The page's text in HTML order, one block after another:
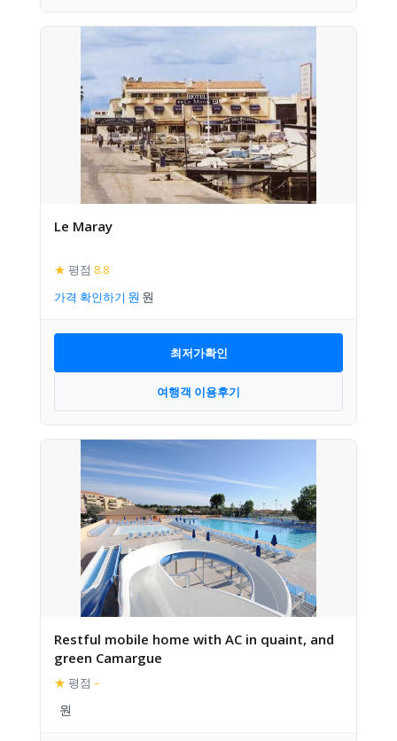
Le Maray
★ 평점 8.8
가격 확인하기
최저가확인
여행객 이용후기
Restful mobile home with AC in quaint, and
green Camargue
★ 평점 –